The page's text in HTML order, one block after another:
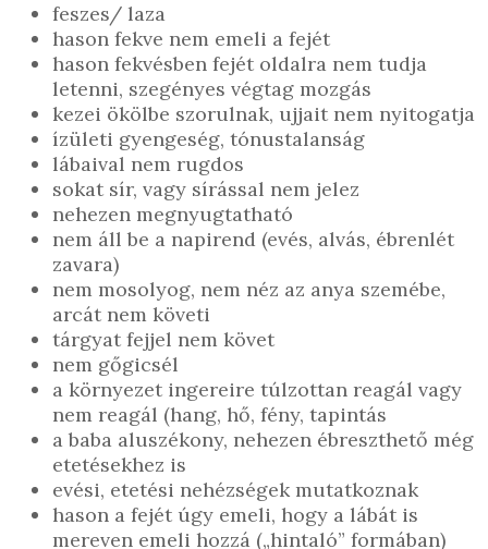
feszes/ laza
hason fekve nem emeli a fejét
hason fekvésben fejét oldalra nem tudja
letenni, szegényes végtag mozgás
kezei ökölbe szorulnak, ujjait nem nyitogatja
ízületi gyengeség, tónustalanság
lábaival nem rugdos
sokat sír, vagy sírással nem jelez
nehezen megnyugtatható
nem áll be a napirend (evés, alvás, ébrenlét
zavara)
nem mosolyog, nem néz az anya szemébe,
arcát nem követi
tárgyat fejjel nem követ
nem gőgicsél
a környezet ingereire túlzottan reagál vagy
nem reagál (hang, hő, fény, tapintás
a baba aluszékony, nehezen ébreszthető még
etetésekhez is
evési, etetési nehézségek mutatkoznak
hason a fejét úgy emeli, hogy a lábát is
mereven emeli hozzá („hintaló” formában)